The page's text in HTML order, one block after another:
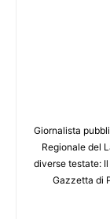
Giornalista
Regionale del
diverse testate:
Gazzetta di